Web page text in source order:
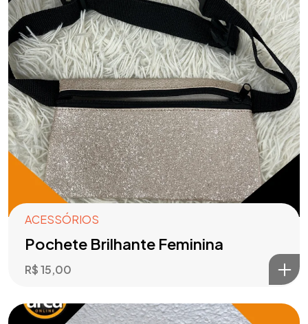
ACESSÓRIOS
Pochete Brilhante Feminina
R$15,00